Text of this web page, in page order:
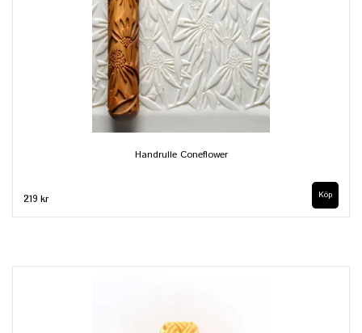
Handrulle Coneflower
219 kr